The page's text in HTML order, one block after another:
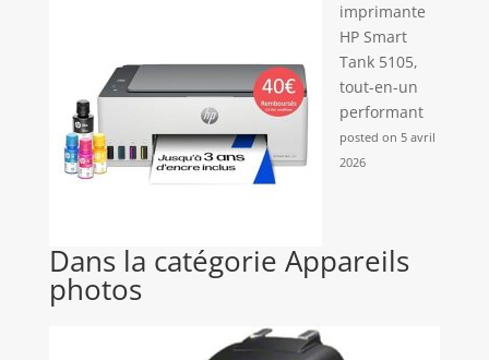
imprimante
HP Smart
Tank 5105,
tout-en-un
performant
posted on 5 avril
2026
Dans la catégorie Appareils
photos